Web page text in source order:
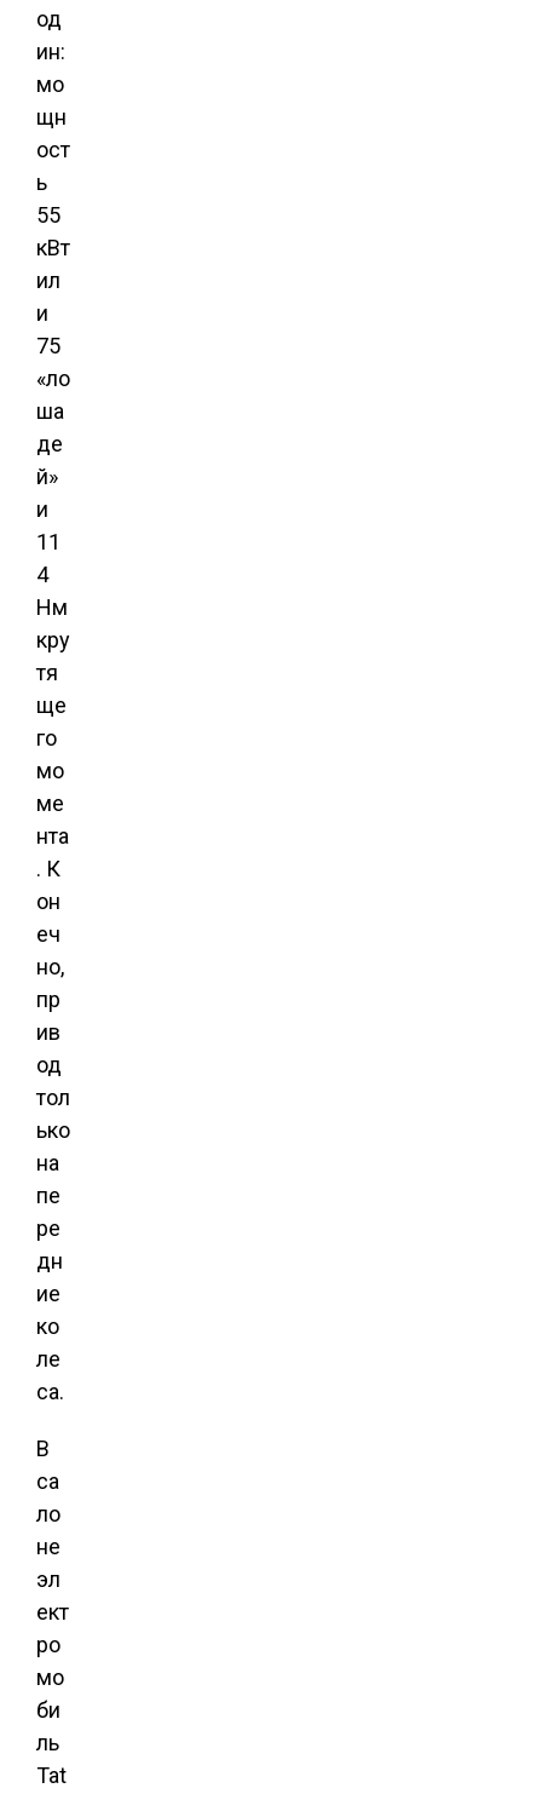
од
ин:
мо
щн
ост
ь
55
кВт
ил
и
75
«ло
ша
де
й»
и
11
4
Нм
кру
тя
ще
го
мо
ме
нта
. К
он
еч
но,
пр
ив
од
тол
ько
на
пе
ре
дн
ие
ко
ле
са.
В
са
ло
не
эл
ект
ро
мо
би
ль
Tat